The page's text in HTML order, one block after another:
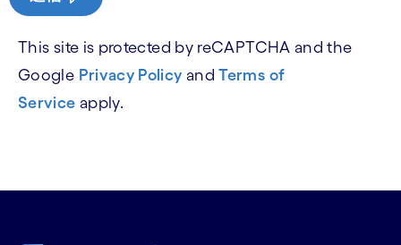
This site is protected by reCAPTCHA and the
Google Privacy Policy andTerms of
Service apply.